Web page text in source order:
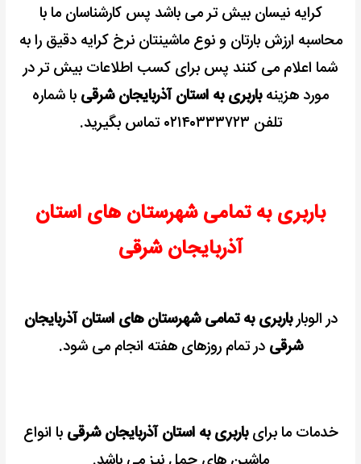
کرایه نیسان بیش تر می باشد پس کارشناسان ما با
محاسبه ارزش بارتان و نوع ماشینتان نرخ کرایه دقیق را به
شما اعلام می کنند پس برای کسب اطلاعات بیش تر در
مورد هزینهباربری به استان آذربایجان شرقی با شماره
تلفن ۰۲۱۴۰۳۳۳۷۲۳ تماس بگیرید.
باربری به تمامی شهرستان های استان
آذربایجان شرقی
در الوبارباربری به تمامی شهرستان های استان آذربایجان
شرقی در تمام روزهای هفته انجام می شود.
خدمات ما برایباربری به استان آذربایجان شرقی با انواع